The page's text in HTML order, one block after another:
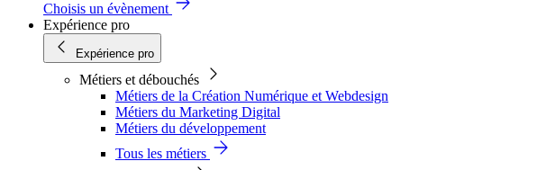
Choisis un évènement
Expérience pro
Expérience pro
Métiers et débouchés
Métiers de la Création Numérique et Webdesign
Métiers du Marketing Digital
Métiers du développement
Tous les métiers